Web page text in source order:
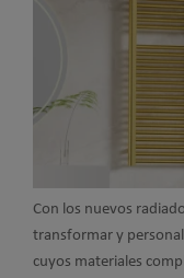
Con los nuevos
transformar y
cuyos materiales